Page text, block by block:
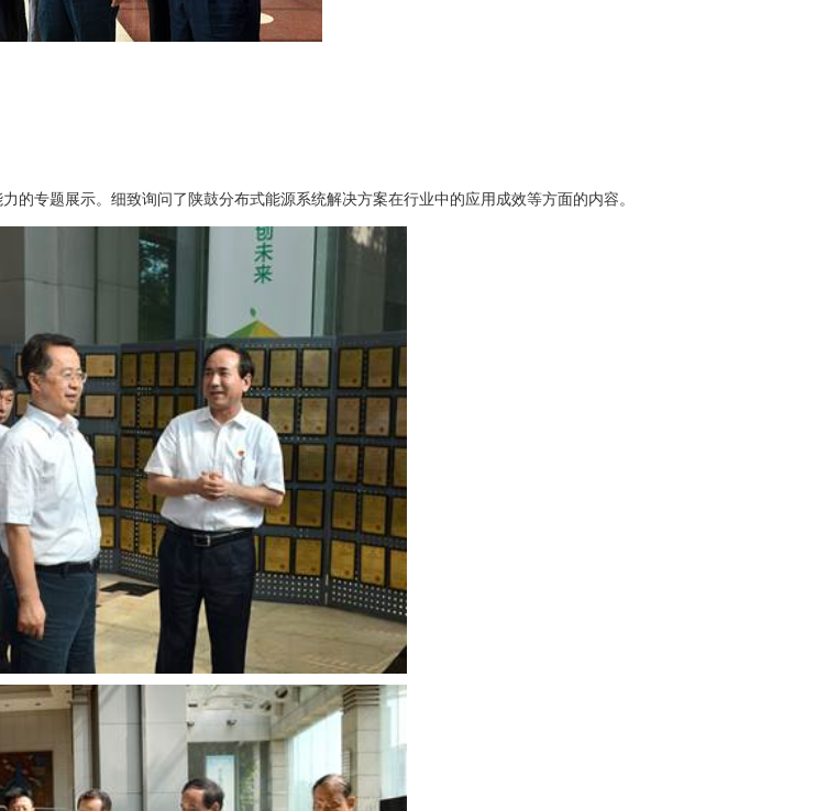
专题展示。细致询问了陕鼓分布式能源系统解决方案在行业中的应用成效等方面的内容。